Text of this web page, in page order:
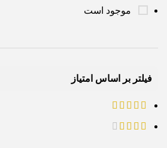
موجود است
فیلتر بر اساس امتیاز